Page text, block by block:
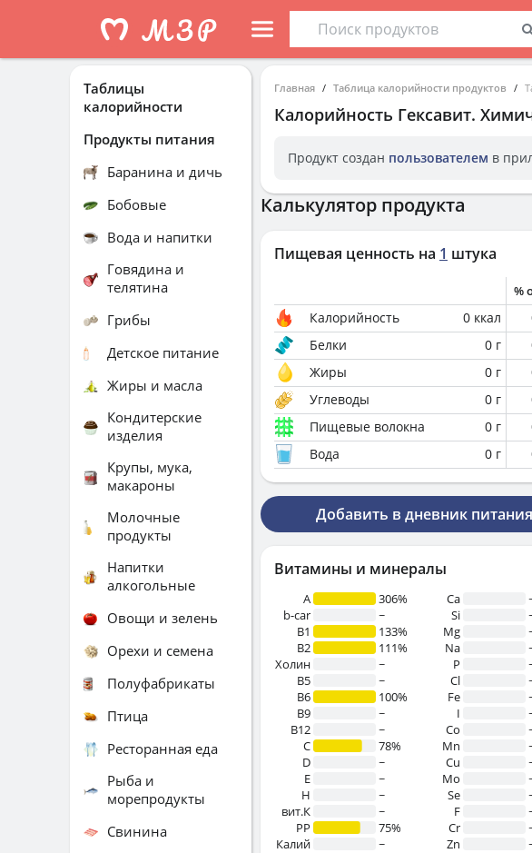
Главная Таблица калорийности продуктов
Калорийность Гексавит.
Продукт создан пользователем в
Калькулятор продукта
Пищевая ценность на 1 штука
%
Калорийность 0 ккал
Белки
0 г
Жиры
0 г
Углеводы
0 г
Пищевые волокна
0 г
Вода
0 г
Добавить в дневник питания
Витамины и минералы
A
306%
b-car
~
В1
133%
B2
111%
Холин
~
B5
~
B6
100%
B9
~
B12
~
C
78%
D
~
E
~
H
~
вит.К
~
PP
75%
Калий
~
Ca
Si
Mg
Na
P
Cl
Fe
I
Co
Mn
Cu
Mo
Se
F
Cr
Zn
Таблицы
калорийности
Продукты питания
Баранина и дичь
Бобовые
Вода и напитки
Говядина и
телятина
Грибы
Детское питание
Жиры и масла
Кондитерские
изделия
Крупы, мука,
макароны
Молочные
продукты
Напитки
алкогольные
Овощи и зелень
Орехи и семена
Полуфабрикаты
Птица
Ресторанная еда
Рыба и
морепродукты
Свинина